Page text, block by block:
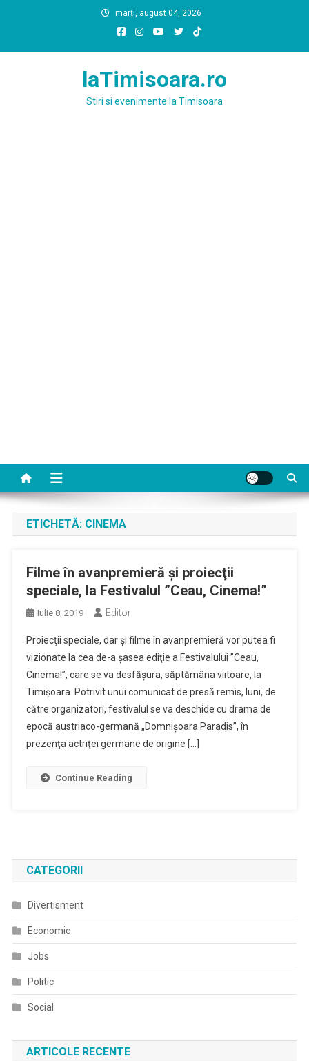
marți, august 04, 2026
laTimisoara.ro
Stiri si evenimente la Timisoara
ETICHETĂ: CINEMA
Filme în avanpremieră şi proiecţii
speciale, la Festivalul ”Ceau, Cinema!”
Iulie 8, 2019 Editor
Proiecţii speciale, dar şi filme în avanpremieră vor putea fi
vizionate la cea de-a şasea ediţie a Festivalului ”Ceau,
Cinema!”, care se va desfăşura, săptămâna viitoare, la
Timişoara. Potrivit unui comunicat de presă remis, luni, de
către organizatori, festivalul se va deschide cu drama de
epocă austriaco-germană „Domnişoara Paradis”, în
prezenţa actriţei germane de origine […]
Continue Reading
CATEGORII
Divertisment
Economic
Jobs
Politic
Social
ARTICOLE RECENTE